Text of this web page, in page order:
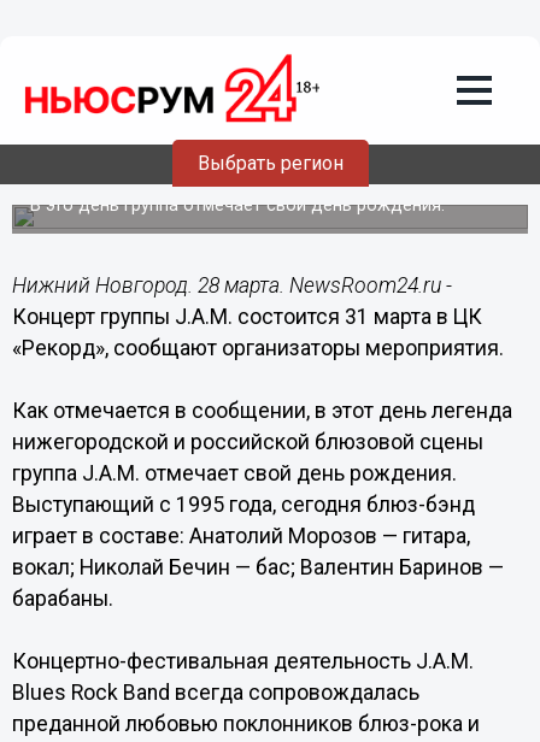
Выбрать регион
28.03.201711:58
Концерт группы J.A.M. состоится 31
марта в ЦК «Рекорд»
В это день группа отмечает свой день рождения.
Нижний Новгород. 28 марта. NewsRoom24.ru -
Концерт группы J.A.M. состоится 31 марта в ЦК
«Рекорд», сообщают организаторы мероприятия.
Как отмечается в сообщении, в этот день легенда
нижегородской и российской блюзовой сцены
группа J.A.M. отмечает свой день рождения.
Выступающий с 1995 года, сегодня блюз-бэнд
играет в составе: Анатолий Морозов — гитара,
вокал; Николай Бечин — бас; Валентин Баринов —
барабаны.
Концертно-фестивальная деятельность J.A.M.
Blues Rock Band всегда сопровождалась
преданной любовью поклонников блюз-рока и